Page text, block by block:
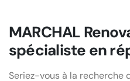
MARCHAL
spécialiste en
Seriez-vous à la recherche